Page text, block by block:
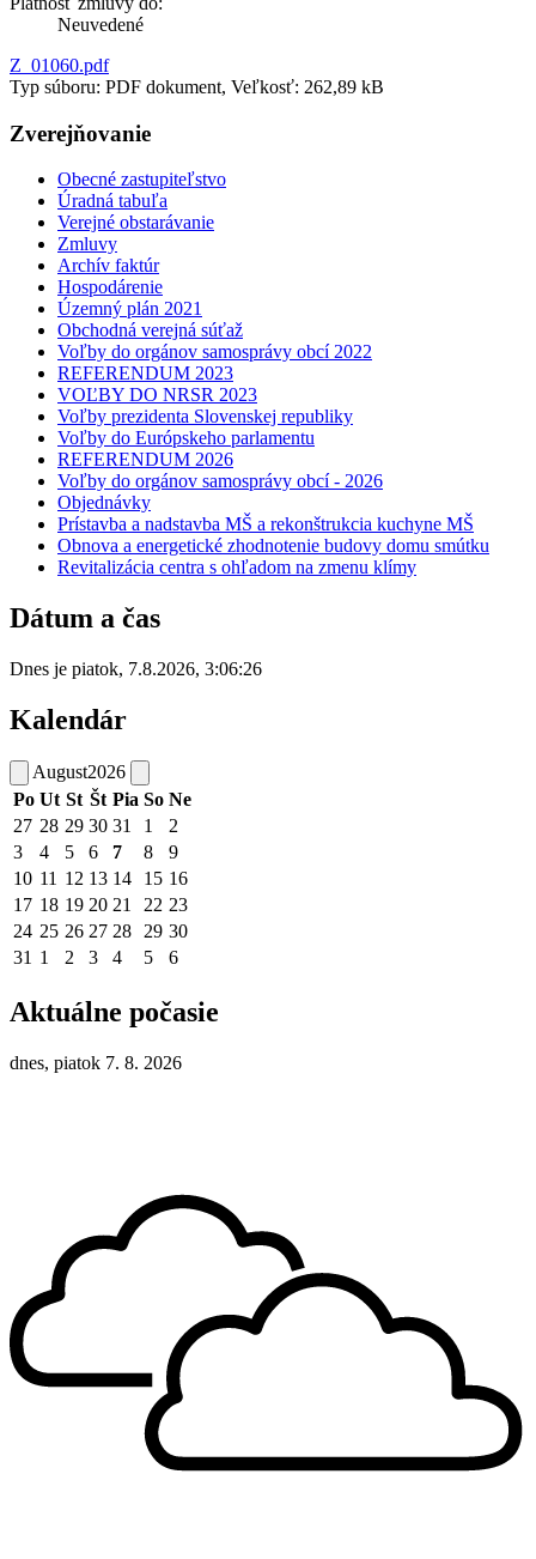
Neuvedené
Z_01060.pdf
Typ súboru: PDF dokument, Veľkosť: 262,89 kB
Zverejňovanie
Obecné zastupiteľstvo
Úradná tabuľa
Verejné obstarávanie
Zmluvy
Archív faktúr
Hospodárenie
Územný plán 2021
Obchodná verejná súťaž
Voľby do orgánov samosprávy obcí 2022
REFERENDUM 2023
VOĽBY DO NRSR 2023
Voľby prezidenta Slovenskej republiky
Voľby do Európskeho parlamentu
REFERENDUM 2026
Voľby do orgánov samosprávy obcí - 2026
Objednávky
Prístavba a nadstavba MŠ a rekonštrukcia kuchyne MŠ
Obnova a energetické zhodnotenie budovy domu smútku
Revitalizácia centra s ohľadom na zmenu klímy
Dátum a čas
Dnes je piatok, 7.8.2026, 3:06:26
Kalendár
August2026
Po Ut St Št Pia So Ne
27 28 29 30 31 1
2
3
4 5 6 7 8
9
10 11 12 13 14 15 16
17 18 19 20 21 22 23
24 25 26 27 28 29 30
31 1 2 3 4 5 6
Aktuálne počasie
dnes, piatok 7. 8. 2026